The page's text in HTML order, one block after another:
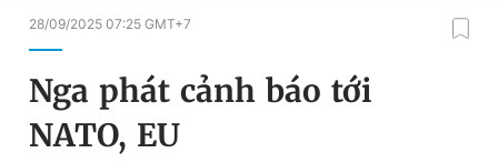
Chuyên mục
Đổi mật khẩu
Tin đã lưu
28/09/2025 07:25 GMT+7
Nga phát cảnh báo tới
NATO, EU